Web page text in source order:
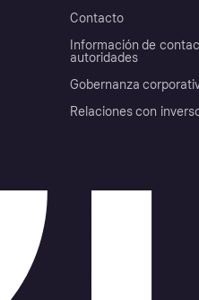
Contacto
Información de
autoridades
Gobernanza
Relaciones con